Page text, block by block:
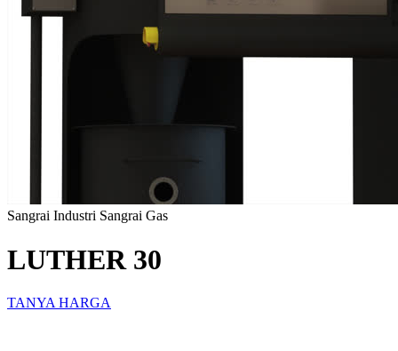
Sangrai Industri Sangrai Gas
LUTHER 30
TANYA HARGA